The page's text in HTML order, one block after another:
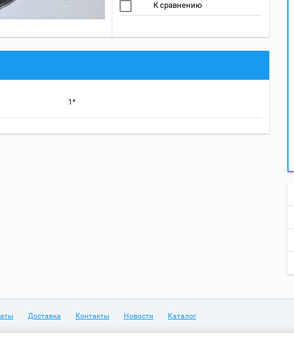
К сравнению
1*
Доставка Контакты Новости Каталог